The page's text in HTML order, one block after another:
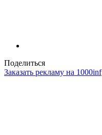
Поделиться
Заказать рекламу на 1000inf